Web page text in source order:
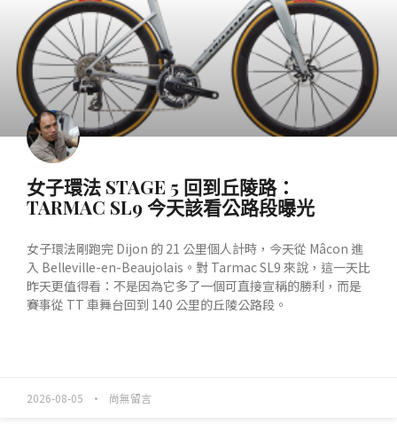
女子環法 STAGE 5 回到丘陵路：
TARMAC SL9 今天該看公路段曝光
女子環法剛跑完 Dijon 的 21 公里個人計時，今天從 Mâcon 進
入 Belleville-en-Beaujolais。對 Tarmac SL9 來說，這一天比
昨天更值得看：不是因為它多了一個可直接宣稱的勝利，而是
賽事從 TT 車舞台回到 140 公里的丘陵公路段。
2026-08-05 尚無留言